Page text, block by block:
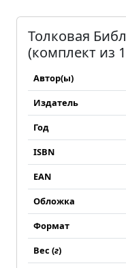
Толковая
(комплект из
Автор(ы)
Издатель
Год
ISBN
EAN
Обложка
Формат
Вес (г)